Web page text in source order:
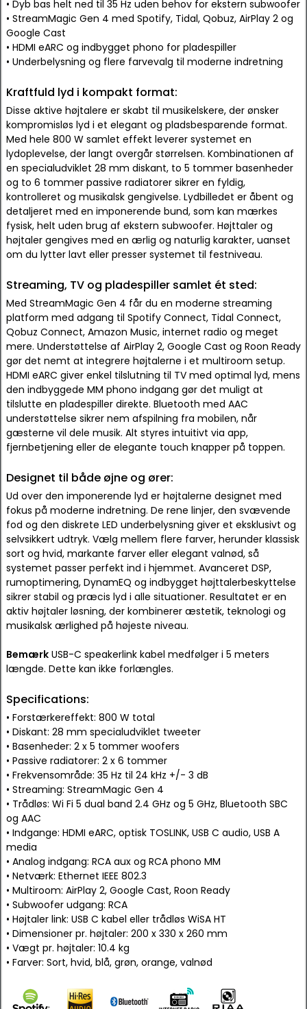
• Dyb bas helt ned til 35 Hz uden behov for ekstern subwoofer
• StreamMagic Gen 4 med Spotify, Tidal, Qobuz, AirPlay 2 og
Google Cast
• HDMI eARC og indbygget phono for pladespiller
• Underbelysning og flere farvevalg til moderne indretning
Kraftfuld lyd i kompakt format:
Disse aktive højtalere er skabt til musikelskere, der ønsker
kompromisløs lyd i et elegant og pladsbesparende format.
Med hele 800 W samlet effekt leverer systemet en
lydoplevelse, der langt overgår størrelsen. Kombinationen af
en specialudviklet 28 mm diskant, to 5 tommer basenheder
og to 6 tommer passive radiatorer sikrer en fyldig,
kontrolleret og musikalsk gengivelse. Lydbilledet er åbent og
detaljeret med en imponerende bund, som kan mærkes
fysisk, helt uden brug af ekstern subwoofer. Højttaler og
højtaler gengives med en ærlig og naturlig karakter, uanset
om du lytter lavt eller presser systemet til festniveau.
Streaming, TV og pladespiller samlet ét sted:
Med StreamMagic Gen 4 får du en moderne streaming
platform med adgang til Spotify Connect, Tidal Connect,
Qobuz Connect, Amazon Music, internet radio og meget
mere. Understøttelse af AirPlay 2, Google Cast og Roon Ready
gør det nemt at integrere højtalerne i et multiroom setup.
HDMI eARC giver enkel tilslutning til TV med optimal lyd, mens
den indbyggede MM phono indgang gør det muligt at
tilslutte en pladespiller direkte. Bluetooth med AAC
understøttelse sikrer nem afspilning fra mobilen, når
gæsterne vil dele musik. Alt styres intuitivt via app,
fjernbetjening eller de elegante touch knapper på toppen.
Designet til både øjne og ører:
Ud over den imponerende lyd er højtalerne designet med
fokus på moderne indretning. De rene linjer, den svævende
fod og den diskrete LED underbelysning giver et eksklusivt og
selvsikkert udtryk. Vælg mellem flere farver, herunder klassisk
sort og hvid, markante farver eller elegant valnød, så
systemet passer perfekt ind i hjemmet. Avanceret DSP,
rumoptimering, DynamEQ og indbygget højttalerbeskyttelse
sikrer stabil og præcis lyd i alle situationer. Resultatet er en
aktiv højtaler løsning, der kombinerer æstetik, teknologi og
musikalsk ærlighed på højeste niveau.
Bemærk USB-C speakerlink kabel medfølger i 5 meters
længde. Dette kan ikke forlængles.
Specifications:
• Forstærkereffekt: 800 W total
• Diskant: 28 mm specialudviklet tweeter
• Basenheder: 2 x 5 tommer woofers
• Passive radiatorer: 2 x 6 tommer
• Frekvensområde: 35 Hz til 24 kHz +/- 3 dB
• Streaming: StreamMagic Gen 4
• Trådløs: Wi Fi 5 dual band 2.4 GHz og 5 GHz, Bluetooth SBC
og AAC
• Indgange: HDMI eARC, optisk TOSLINK, USB C audio, USB A
media
• Analog indgang: RCA aux og RCA phono MM
• Netværk: Ethernet IEEE 802.3
• Multiroom: AirPlay 2, Google Cast, Roon Ready
• Subwoofer udgang: RCA
• Højtaler link: USB C kabel eller trådløs WiSA HT
• Dimensioner pr. højtaler: 200 x 330 x 260 mm
• Vægt pr. højtaler: 10.4 kg
• Farver: Sort, hvid, blå, grøn, orange, valnød